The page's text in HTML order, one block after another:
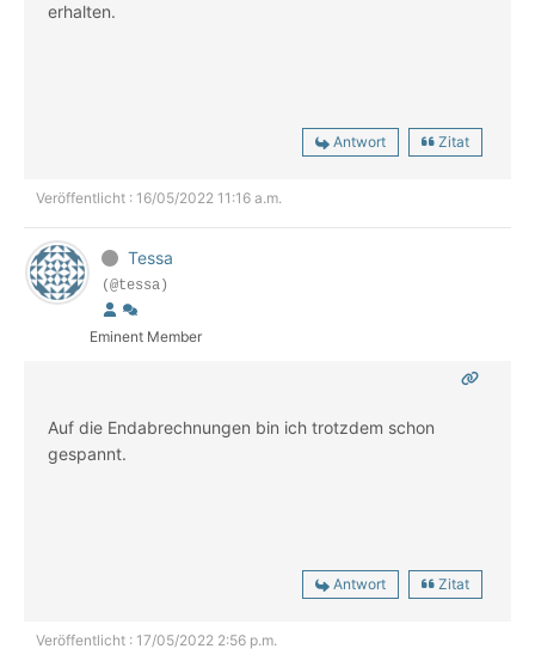
erhalten.
Antwort Zitat
Veröffentlicht : 16/05/2022 11:16 a.m.
Tessa
(@tessa)
Eminent Member
Auf die Endabrechnungen bin ich trotzdem schon
gespannt.
Antwort Zitat
Veröffentlicht : 17/05/2022 2:56 p.m.